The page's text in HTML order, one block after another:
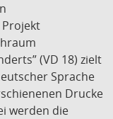
(VD 18) zielt
Sprache
Drucke
werden die